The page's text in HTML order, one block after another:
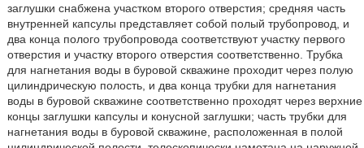
заглушки снабжена участком второго отверстия; средняя часть
внутренней капсулы представляет собой полый трубопровод, и
два конца полого трубопровода соответствуют участку первого
отверстия и участку второго отверстия соответственно. Трубка
для нагнетания воды в буровой скважине проходит через полую
цилиндрическую полость, и два конца трубки для нагнетания
воды в буровой скважине соответственно проходят через верхние
концы заглушки капсулы и конусной заглушки; часть трубки для
нагнетания воды в буровой скважине, расположенная в полой